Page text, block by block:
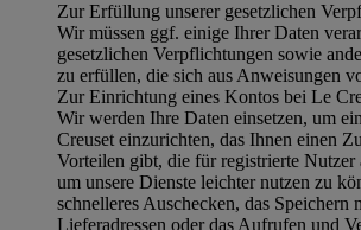
Zur Erfüllung unserer gesetzlichen
Wir müssen ggf. einige Ihrer Daten
gesetzlichen Verpflichtungen sowie
zu erfüllen, die sich aus Anweisungen
Zur Einrichtung eines Kontos bei Le
Wir werden Ihre Daten einsetzen, um
Creuset einzurichten, das Ihnen einen
Vorteilen gibt, die für registrierte Nutzer
um unsere Dienste leichter nutzen zu
schnelleres Auschecken, das Speichern
Lieferadressen oder das Aufrufen und